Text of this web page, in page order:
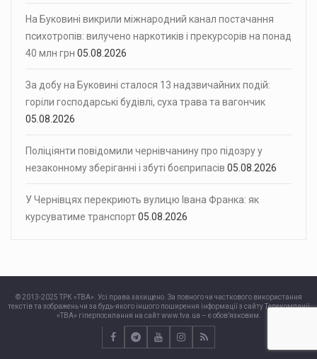
На Буковині викрили міжнародний канал постачання
психотропів: вилучено наркотиків і прекурсорів на понад
40 млн грн 05.08.2026
За добу на Буковині сталося 13 надзвичайних подій:
горіли господарські будівлі, суха трава та вагончик
05.08.2026
Поліціянти повідомили чернівчанину про підозру у
незаконному зберіганні і збуті боєприпасів 05.08.2026
У Чернівцях перекриють вулицю Івана Франка: як
курсуватиме транспорт05.08.2026
© 2013-2025 ТРК «ТВА». Усі права захищено. За повного чи часткового використання
текстів та зображень чи за будь-якого іншого поширення інформації з сайту Телекомпанії
«ТВА» гіперпосилання на сайт www.tva.ua – є обов’язковим.